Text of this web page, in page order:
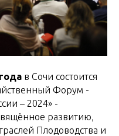
в Сочи состоится
Форум -
– 2024» -
развитию,
Плодоводства и